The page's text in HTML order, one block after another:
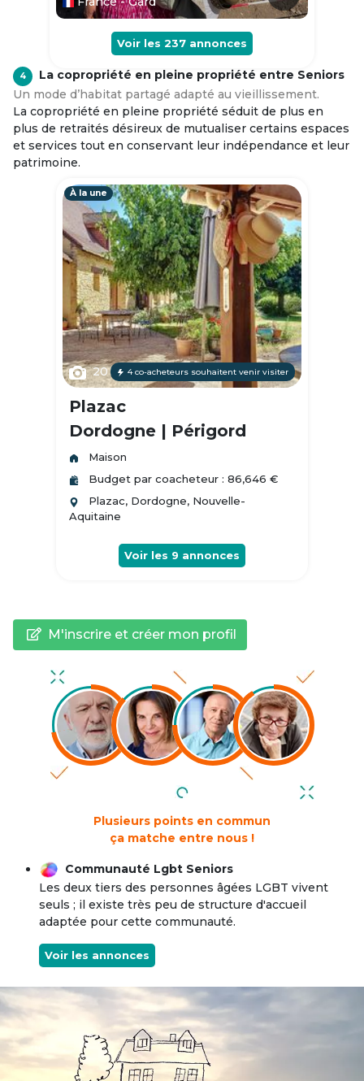
Voir les 237 annonces
4
La copropriété en pleine propriété entre Seniors
Un mode d’habitat partagé adapté au vieillissement.
La copropriété en pleine propriété séduit de plus en
plus de retraités désireux de mutualiser certains espaces
et services tout en conservant leur indépendance et leur
patrimoine.
À la une
20 4 co-acheteurs souhaitent venir visiter
Plazac
Dordogne | Périgord
Maison
Budget par coacheteur : 86,646 €
Plazac, Dordogne, Nouvelle-
Aquitaine
Voir les 9 annonces
M'inscrire et créer mon profil
Plusieurs points en commun
ça matche entre nous !
Communauté Lgbt Seniors
Les deux tiers des personnes âgées LGBT vivent
seuls ; il existe très peu de structure d'accueil
adaptée pour cette communauté.
Voir les annonces